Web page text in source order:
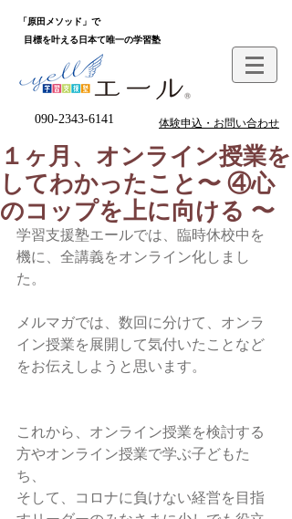
「原田メソッド」で
目標を叶える日本て唯一の学習塾
090-2343-6141 体験申込・お問い合わせ
１ヶ月、オンライン授業を
してわかったこと〜 ④心
のコップを上に向ける 〜
学習支援塾エールでは、臨時休校中を
機に、全講義をオンライン化しまし
た。
メルマガでは、数回に分けて、オンラ
イン授業を展開して気付いたことなど
をお伝えしようと思います。
これから、オンライン授業を検討する
方やオンライン授業で学ぶ子どもた
ち、
そして、コロナに負けない経営を目指